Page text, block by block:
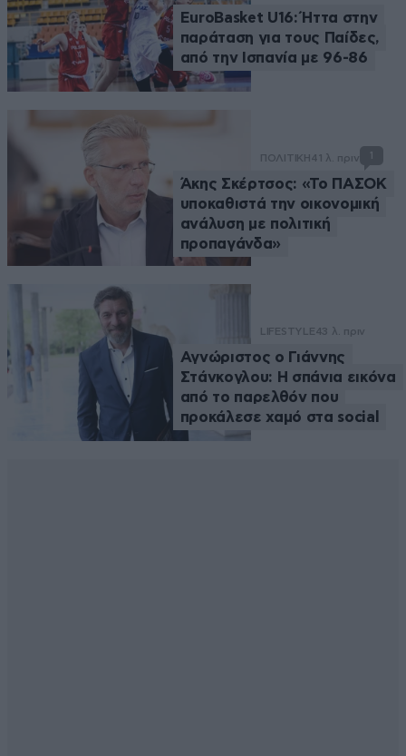
EuroBasket U16: Ήττα στην
παράταση για τους Παίδες,
από την Ισπανία με 96-86
ΠΟΛΙΤΙΚΗ41 λ. πριν
Άκης Σκέρτσος: «Το ΠΑΣΟΚ
υποκαθιστά την οικονομική
ανάλυση με πολιτική
προπαγάνδα»
LIFESTYLE43 λ. πριν
Αγνώριστος ο Γιάννης
Στάνκογλου: Η σπάνια εικόνα
από το παρελθόν που
προκάλεσε χαμό στα social